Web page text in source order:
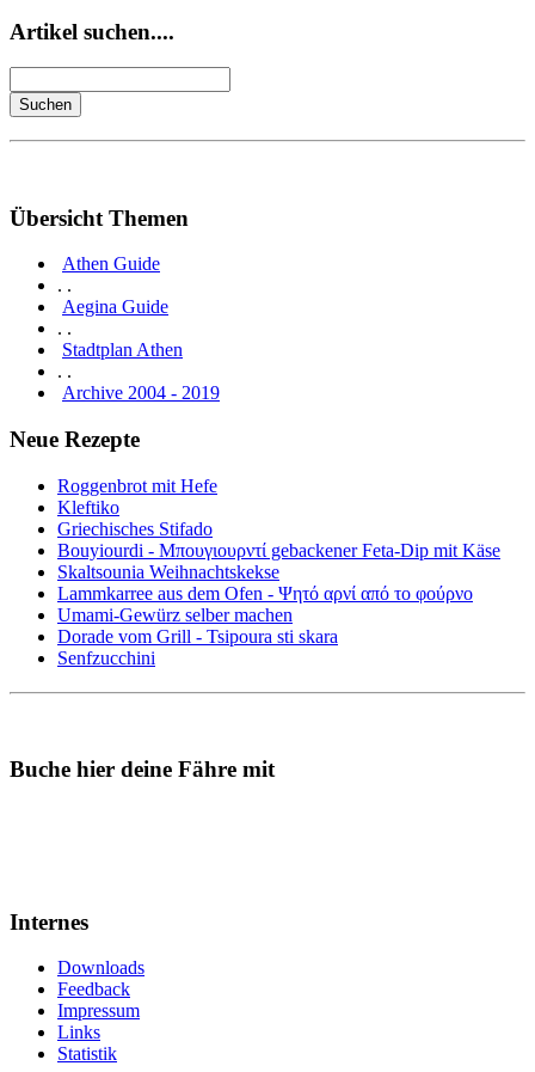
Artikel suchen....
Übersicht Themen
Athen Guide
. .
Aegina Guide
. .
Stadtplan Athen
. .
Archive 2004 - 2019
Neue Rezepte
Roggenbrot mit Hefe
Kleftiko
Griechisches Stifado
Bouyiourdi - Μπουγιουρντί gebackener Feta-Dip mit Käse
Skaltsounia Weihnachtskekse
Lammkarree aus dem Ofen - Ψητό αρνί από το φούρνο
Umami-Gewürz selber machen
Dorade vom Grill - Tsipoura sti skara
Senfzucchini
Buche hier deine Fähre mit
Internes
Downloads
Feedback
Impressum
Links
Statistik